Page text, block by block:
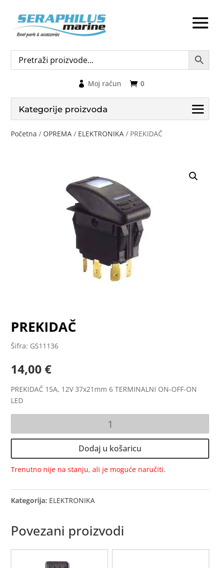
0
Moj račun
Kategorije proizvoda
Početna / OPREMA / ELEKTRONIKA / PREKIDAČ
PREKIDAČ
Šifra: GS11136
14,00€
PREKIDAČ 15A, 12V 37x21mm 6 TERMINALNI ON-OFF-ON
LED
Dodaj u košaricu
Trenutno nije na stanju, ali je moguće naručiti.
Kategorija: ELEKTRONIKA
Povezani proizvodi